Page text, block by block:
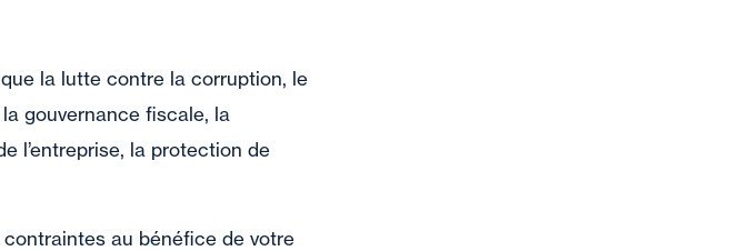
la lutte contre la corruption, le
gouvernance fiscale, la
l’entreprise, la protection de
au bénéfice de votre